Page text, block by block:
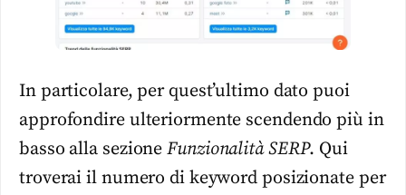
In particolare, per quest’ultimo dato puoi
approfondire ulteriormente scendendo più in
basso alla sezioneFunzionalità SERP. Qui
troverai il numero di keyword posizionate per